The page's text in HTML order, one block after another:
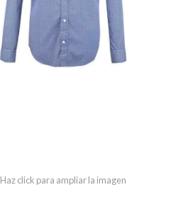
Haz click para ampliar la imagen